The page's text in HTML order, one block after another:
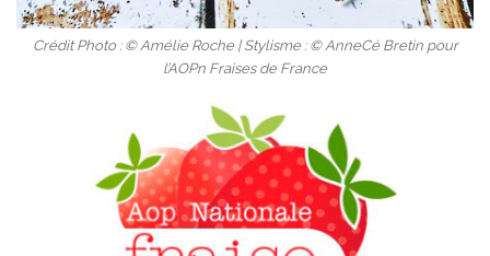
Crédit Photo : © Amélie Roche | Stylisme : © AnneCé Bretin pour
l’AOPn Fraises de France